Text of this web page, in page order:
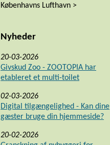
Københavns Lufthavn >
Nyheder
20-03-2026
Givskud Zoo - ZOOTOPIA har
etableret et multi-toilet
02-03-2026
Digital tilgængelighed - Kan dine
gæster bruge din hjemmeside?
20-02-2026